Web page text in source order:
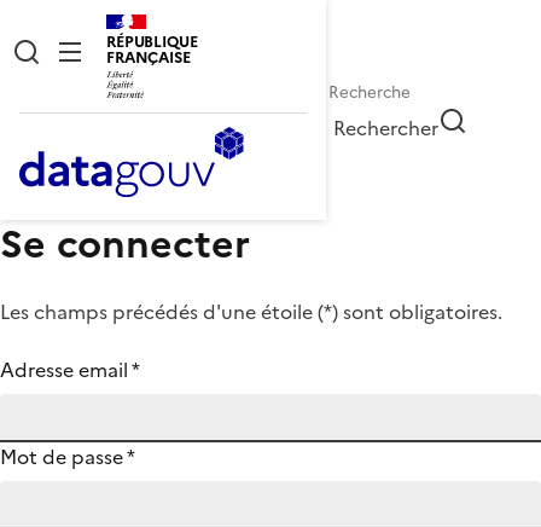
RÉPUBLIQUE
FRANÇAISE
Rechercher
Se connecter
Les champs précédés d'une étoile (*) sont obligatoires.
Adresse email*
Mot de passe*